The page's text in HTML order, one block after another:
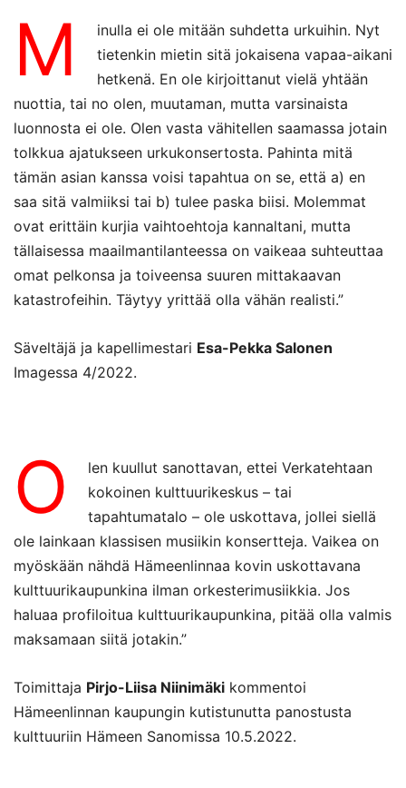
M
inulla ei ole mitään suhdetta urkuihin. Nyt
tietenkin mietin sitä jokaisena vapaa-aikani
hetkenä. En ole kirjoittanut vielä yhtään
nuottia, tai no olen, muutaman, mutta varsinaista
luonnosta ei ole. Olen vasta vähitellen saamassa jotain
tolkkua ajatukseen urkukonsertosta. Pahinta mitä
tämän asian kanssa voisi tapahtua on se, että a) en
saa sitä valmiiksi tai b) tulee paska biisi. Molemmat
ovat erittäin kurjia vaihtoehtoja kannaltani, mutta
tällaisessa maailmantilanteessa on vaikeaa suhteuttaa
omat pelkonsa ja toiveensa suuren mittakaavan
katastrofeihin. Täytyy yrittää olla vähän realisti.”
Säveltäjä ja kapellimestari Esa-Pekka Salonen
Imagessa 4/2022.
O
len kuullut sanottavan, ettei Verkatehtaan
kokoinen kulttuurikeskus – tai
tapahtumatalo – ole uskottava, jollei siellä
ole lainkaan klassisen musiikin konsertteja. Vaikea on
myöskään nähdä Hämeenlinnaa kovin uskottavana
kulttuurikaupunkina ilman orkesterimusiikkia. Jos
haluaa profiloitua kulttuurikaupunkina, pitää olla valmis
maksamaan siitä jotakin.”
Toimittaja Pirjo-Liisa Niinimäki kommentoi
Hämeenlinnan kaupungin kutistunutta panostusta
kulttuuriin Hämeen Sanomissa 10.5.2022.